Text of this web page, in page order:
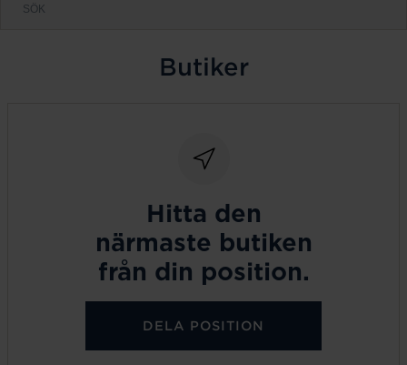
Butiker
Hitta den
närmaste butiken
från din position.
DELA POSITION